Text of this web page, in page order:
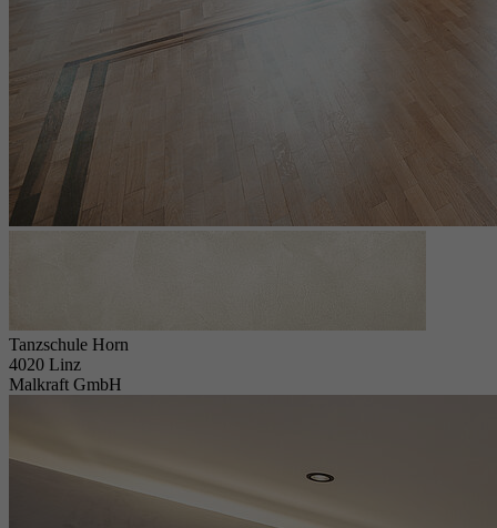
Tanzschule Horn
4020 Linz
Malkraft GmbH